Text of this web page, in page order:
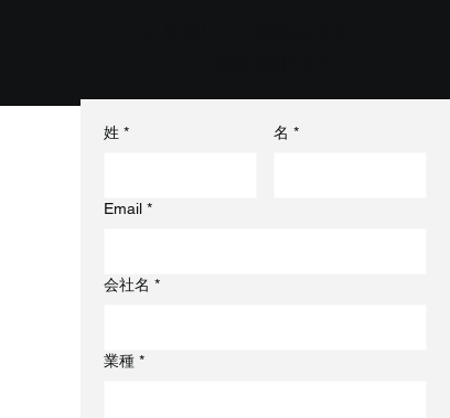
姓 * 名 *
Email *
会社名 *
業種 *